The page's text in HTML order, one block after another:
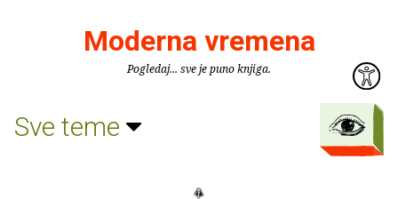
Moderna vremena
Pogledaj... sve je puno knjiga.
Sve teme